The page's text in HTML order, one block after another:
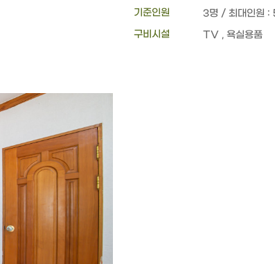
기준인원
3명 / 최대인원 :
구비시설